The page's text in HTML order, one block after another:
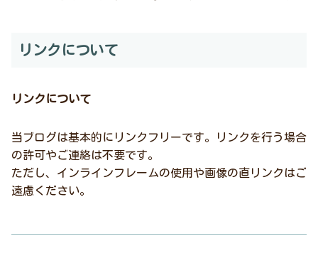
リンクについて
リンクについて
当ブログは基本的にリンクフリーです。リンクを行う場合
の許可やご連絡は不要です。
ただし、インラインフレームの使用や画像の直リンクはご
遠慮ください。